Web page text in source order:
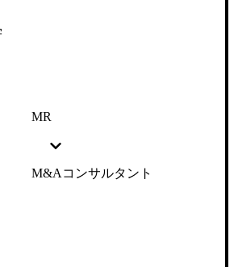
MR
M&Aコンサルタント